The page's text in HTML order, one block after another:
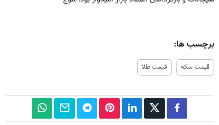
برچسب ها:
قیمت سکه قیمت طلا